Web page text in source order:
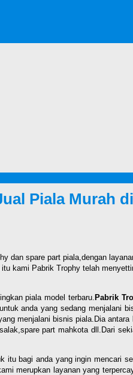
Piala Murah
dan spare part piala,dengan
kami Pabrik Trophy telah
piala model terbaru. Pabrik
anda yang sedang menjalani
menjalani bisnis piala.Dia
part mahkota dll.Dari
itu bagi anda yang ingin
merupkan layanan yang